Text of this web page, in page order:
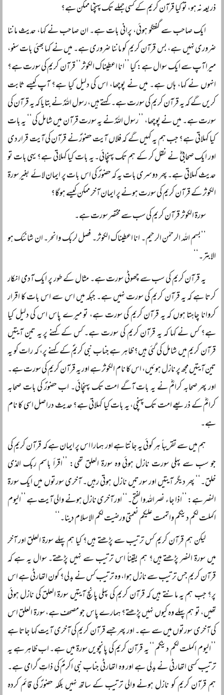
ذریعہ نہ ہو، تو کیا قرآن کریم کے کسی جملے تک پہنچنا ممکن ہے؟
ایک صاحب سے گفتگو ہوئی، پرانی بات ہے۔ ان صاحب نے کہا، حدیث ماننا
ضروری نہیں ہے، بس قرآن کریم کو ماننا ضروری ہے۔ میں نے کہا بھئی بات سنو،
میرا آپ سے ایک سوال ہے: کیا ’’انا اعطیناک الکوثر‘‘ قرآن کریم کی سورت ہے؟
انہوں نے کہا، ہاں ہے۔ میں نے پوچھا، اس کی دلیل کیا ہے؟ آپ کیسے ثابت
کریں گے کہ یہ قرآن کریم کی سورت ہے۔ کہتے ہیں، رسول اللہؐ نے بتایا کہ یہ قرآن کی
سورت ہے۔ میں نے پوچھا، ’’رسول اللہؐ نے یہ سورت قرآن میں شامل کی‘‘ یہ بات
کیا کہلاتی ہے؟ جب ہم یہ کہیں گے کہ فلاں آیت حضورؐ نے قرآن کی آیت قرار دی
اور ایک صحابیؓ نے نقل کر کے ہم تک پہنچائی۔ یہ بات کیا کہلاتی ہے؟ یہی بات تو
حدیث کہلاتی ہے۔ پھر دوسری بات یہ کہ حضورؐ کی اس بات پر ایمان لائے بغیر سورۃ
الکوثر کے قرآن کریم کی سورت ہونے پر ایمان آخر ممکن کیسے ہوگا؟
سورۃ الکوثر قرآن کریم کی سب سے مختصر سورت ہے۔
’’بسم اللہ الرحمٰن الرحیم۔ انا اعطیناک الکوثر۔ فصل لربک وانحر۔ ان شانئک ہو
الابتر۔‘‘
یہ قرآن کریم کی سب سے چھوٹی سورت ہے۔ مثال کے طور پر ایک آدمی انکار
کرتا ہے کہ یہ قرآن کریم کی سورت نہیں ہے۔ جبکہ میں اس سے اس بات کا اقرار
کروانا چاہتا ہوں کہ یہ قرآن کریم کی سورت ہے، تو میرے پاس اس کی دلیل کیا
ہے؟ کس نے کہا کہ یہ قرآن کریم کی سورت ہے۔ کس کے کہنے پر یہ تین آیتیں
قرآن کریم میں شامل کی گئی ہیں؟ ظاہر ہے جناب نبی کریمؐ کے کہنے پر، کہ رات کو یہ
تین آیتیں مجھ پر نازل ہوئیں، اس کا نام الکوثر ہے اور یہ قرآن کریم کی سورت ہے۔
اور پھر صحابہ کرامؓ نے یہ بات آگے امت تک پہنچائی۔ اب حضورؐ کی بات صحابہ
کرامؓ کے ذریعے امت تک پہنچی، یہ بات کیا کہلاتی ہے؟ حدیث دراصل اسی کا نام
ہے۔
ہم میں سے تقریباً‌ ہر کوئی یہ جانتا ہے اور ہمارا اس پر ایمان ہے کہ قرآن کریم کی
جو سب سے پہلی سورت نازل ہوئی وہ سورۃ العلق تھی: ’’اقرأ باسم ربک الذی
خلق۔‘‘ پھر دیگر آیتیں اور سورتیں نازل ہوتی رہیں۔ آخری سورتوں میں ایک سورۃ
النصر ہے: ’’اذا جاء نصر اللہ والفتح۔‘‘ اور آخری نازل ہونے والی آیت ہے ’’الیوم
اکملت لکم دینکم واتممت علیکم نعمتی ورضیت لکم الاسلام دینا۔‘‘
لیکن ہم قرآن کریم کس ترتیب سے پڑھتے ہیں؟ کیا ہم پہلے سورۃ العلق اور آخر
میں سورۃ النصر پڑھتے ہیں؟ ہم یقیناً‌ اس ترتیب سے نہیں پڑھتے۔ سوال یہ ہے کہ
قرآن کریم جس ترتیب سے نازل ہوا، وہ ترتیب کس نے بدلی؟ کون اتھارٹی ہے اس
پر؟ جب ہم یہ مانتے ہیں کہ قرآن کریم کی پہلی پانچ آیتیں سورۃ العلق کی نازل ہوئی
تھیں، تو ہم پہلے وہ کیوں نہیں پڑھتے؟ ہمارے پاس جو مصحف ہے، سورۃ العلق اس
کی آخری سورتوں میں سے ہے۔ اور پھر جسے قرآن کریم کی آخری آیت کہا جاتا ہے
’’الیوم اکملت لکم دینکم‘‘ یہ قرآن کریم کی پانچویں سورۃ میں ہے۔ اب ظاہر ہے یہ
ترتیب کسی اتھارٹی نے بدلی ہے اور وہ اتھارٹی جناب نبی اکرمؐ کی ذاتِ گرامی ہے۔
ہم قرآن کریم کو نازل ہونے والی ترتیب کے ساتھ نہیں بلکہ حضورؐ کی قائم کردہ